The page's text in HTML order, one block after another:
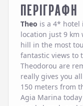
ΠΕΡΙΓΡΑΦΗ
Theo is a 4* hotel
location just 9 km
hill in the most
fantastic views to
Theodorou are
really gives you
150 meters from
Agia Marina